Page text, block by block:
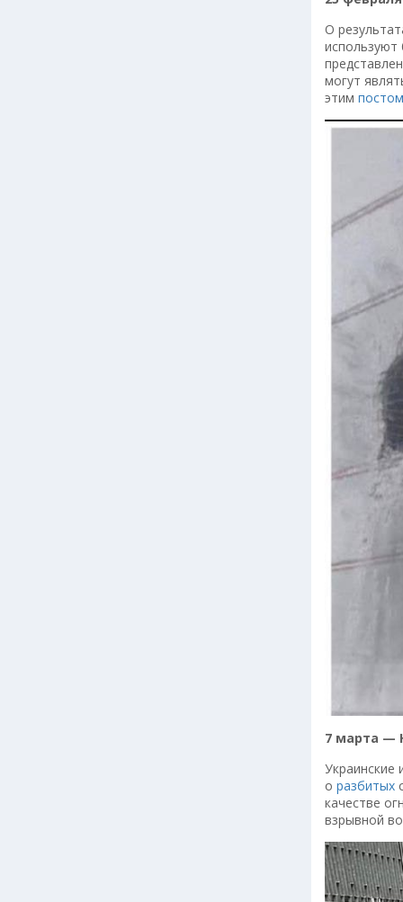
О
используют
могут
этим постом
7 марта —
Украинские
о разбитых
качестве
взрывной